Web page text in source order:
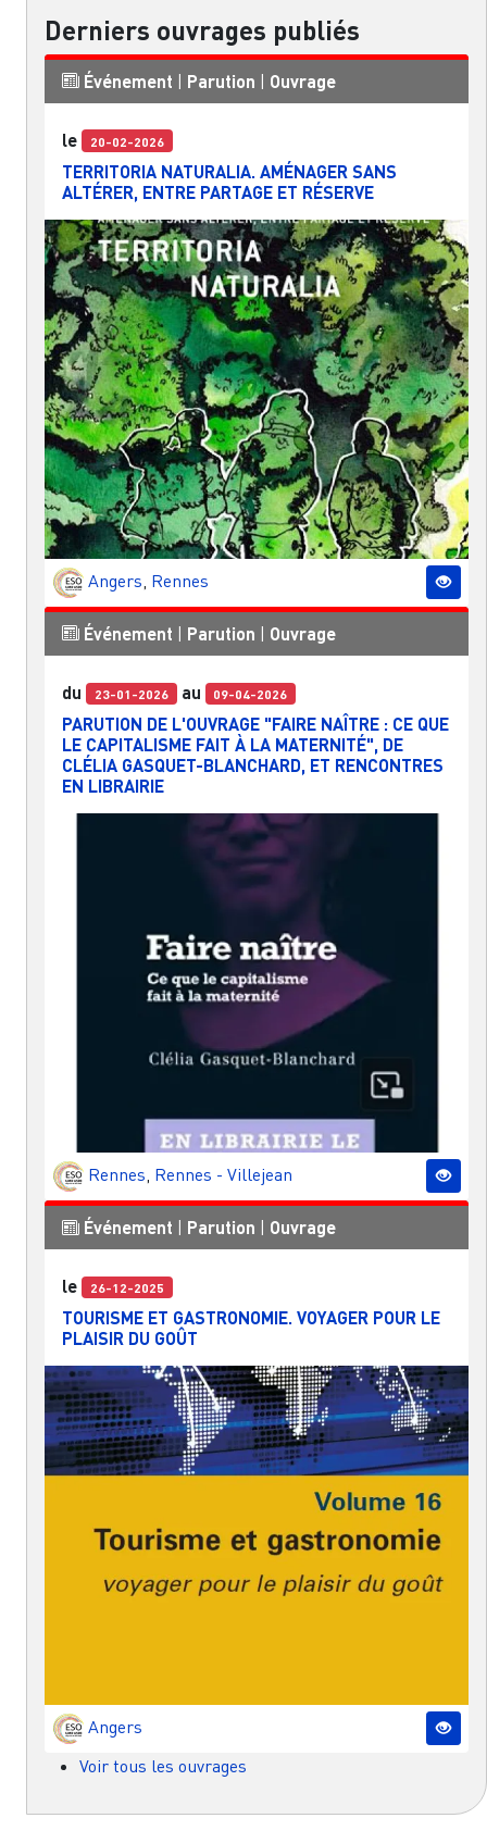
Derniers ouvrages publiés
Événement | Parution | Ouvrage
le 20-02-2026
TERRITORIA NATURALIA. AMÉNAGER SANS
ALTÉRER, ENTRE PARTAGE ET RÉSERVE
Angers Rennes
Événement | Parution | Ouvrage
du 23-01-2026 au 09-04-2026
PARUTION DE L'OUVRAGE "FAIRE NAÎTRE : CE QUE
LE CAPITALISME FAIT À LA MATERNITÉ", DE
CLÉLIA GASQUET-BLANCHARD, ET RENCONTRES
EN LIBRAIRIE
Rennes, Rennes - Villejean
Événement Parution Ouvrage
le 26-12-2025
TOURISME ET GASTRONOMIE. VOYAGER POUR LE
PLAISIR DU GOÛT
Angers
Voir tous les ouvrages